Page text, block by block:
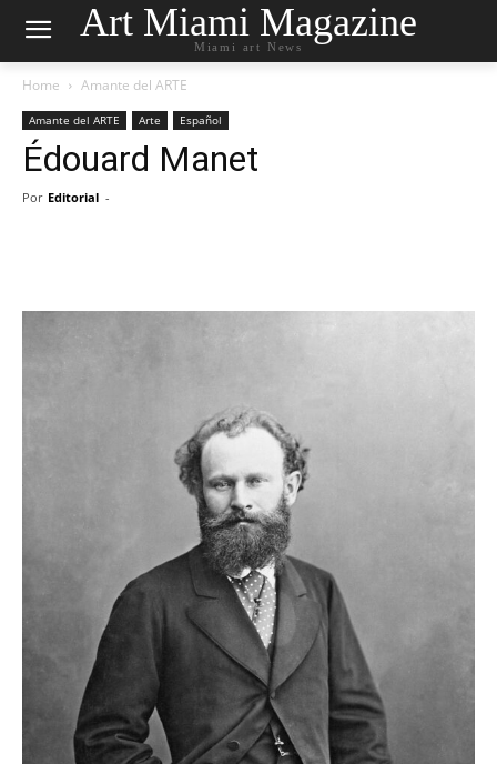
Art Miami Magazine
Miami art News
Home Amante del ARTE
Amante del ARTE Arte Español
Édouard Manet
Por Editorial -